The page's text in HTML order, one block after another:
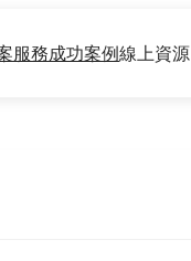
服務成功案例線上資源